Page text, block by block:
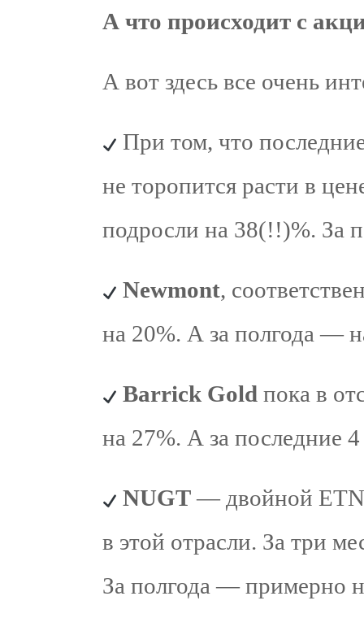
А что происходит с
А вот здесь все очень
При том, что
не торопится расти в
подросли на 38(!!)%. За
Newmont,
на 20%. А за полгода —
Barrick Gold пока в
на 27%. А за последние
NUGT— двойной ETN
в этой отрасли. За три
За полгода — примерно